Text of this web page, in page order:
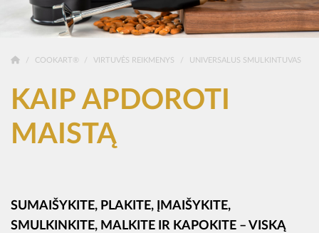
COOKART® VIRTUVĖS REIKMENYS UNIVERSALUS SMULKINTUVAS
KAIP APDOROTI
MAISTĄ
SUMAIŠYKITE, PLAKITE, ĮMAIŠYKITE,
SMULKINKITE, MALKITE IR KAPOKITE – VISKĄ